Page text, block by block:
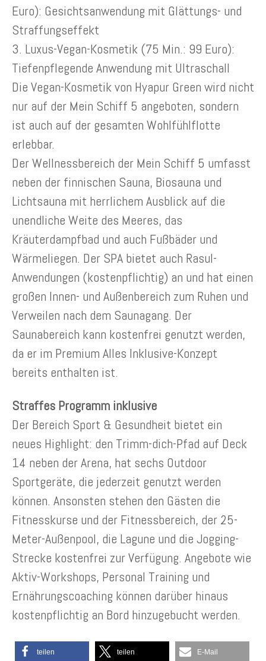
Euro): Gesichtsanwendung mit Glättungs- und
Straffungseffekt
3. Luxus-Vegan-Kosmetik (75 Min.: 99 Euro):
Tiefenpflegende Anwendung mit Ultraschall
Die Vegan-Kosmetik von Hyapur Green wird nicht
nur auf der Mein Schiff 5 angeboten, sondern
ist auch auf der gesamten Wohlfühlflotte
erlebbar.
Der Wellnessbereich der Mein Schiff 5 umfasst
neben der finnischen Sauna, Biosauna und
Lichtsauna mit herrlichem Ausblick auf die
unendliche Weite des Meeres, das
Kräuterdampfbad und auch Fußbäder und
Wärmeliegen. Der SPA bietet auch Rasul-
Anwendungen (kostenpflichtig) an und hat einen
großen Innen- und Außenbereich zum Ruhen und
Verweilen nach dem Saunagang. Der
Saunabereich kann kostenfrei genutzt werden,
da er im Premium Alles Inklusive-Konzept
bereits enthalten ist.
Straffes Programm inklusive
Der Bereich Sport & Gesundheit bietet ein
neues Highlight: den Trimm-dich-Pfad auf Deck
14 neben der Arena, hat sechs Outdoor
Sportgeräte, die jederzeit genutzt werden
können. Ansonsten stehen den Gästen die
Fitnesskurse und der Fitnessbereich, der 25-
Meter-Außenpool, die Lagune und die Jogging-
Strecke kostenfrei zur Verfügung. Angebote wie
Aktiv-Workshops, Personal Training und
Ernährungscoaching können darüber hinaus
kostenpflichtig an Bord hinzugebucht werden.
teilen teilen E-Mail